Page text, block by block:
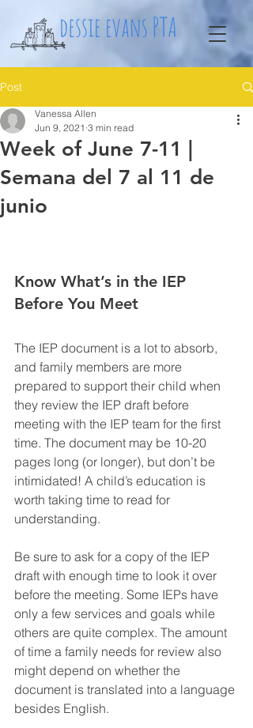
Post
Week of June 7-11 |
Semana del 7 al 11 de
junio
Vanessa Allen
Jun 9, 2021 3 min read
Know What’s in the IEP
Before You Meet
The IEP document is a lot to absorb,
and family members are more
prepared to support their child when
they review the IEP draft before
meeting with the IEP team for the first
time. The document may be 10-20
pages long (or longer), but don’t be
intimidated! A child’s education is
worth taking time to read for
understanding.
Be sure to ask for a copy of the IEP
draft with enough time to look it over
before the meeting. Some IEPs have
only a few services and goals while
others are quite complex. The amount
of time a family needs for review also
might depend on whether the
document is translated into a language
besides English.